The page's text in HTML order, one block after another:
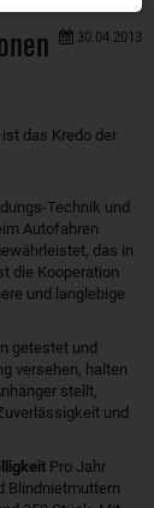
30.04.2013
das Kredo der
Technik und
Autofahren
das in
die Kooperation
und langlebige
getestet und
versehen, halten
stellt,
und
Pro Jahr
Blindnietmuttern